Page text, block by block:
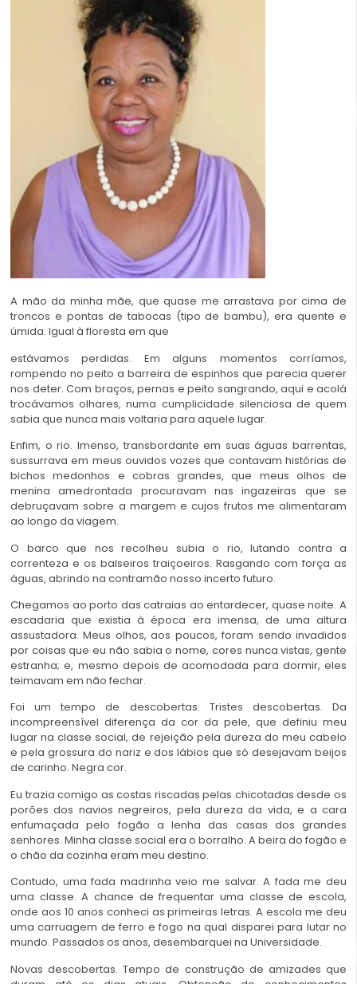
A mão da minha mãe, que quase me arrastava por cima de
troncos e pontas de tabocas (tipo de bambu), era quente e
úmida. Igual à floresta em que
estávamos perdidas. Em alguns momentos corríamos,
rompendo no peito a barreira de espinhos que parecia querer
nos deter. Com braços, pernas e peito sangrando, aqui e acolá
trocávamos olhares, numa cumplicidade silenciosa de quem
sabia que nunca mais voltaria para aquele lugar.
Enfim, o rio. Imenso, transbordante em suas águas barrentas,
sussurrava em meus ouvidos vozes que contavam histórias de
bichos medonhos e cobras grandes, que meus olhos de
menina amedrontada procuravam nas ingazeiras que se
debruçavam sobre a margem e cujos frutos me alimentaram
ao longo da viagem.
O barco que nos recolheu subia o rio, lutando contra a
correnteza e os balseiros traiçoeiros. Rasgando com força as
águas, abrindo na contramão nosso incerto futuro.
Chegamos ao porto das catraias ao entardecer, quase noite. A
escadaria que existia à época era imensa, de uma altura
assustadora. Meus olhos, aos poucos, foram sendo invadidos
por coisas que eu não sabia o nome, cores nunca vistas, gente
estranha; e, mesmo depois de acomodada para dormir, eles
teimavam em não fechar.
Foi um tempo de descobertas. Tristes descobertas. Da
incompreensível diferença da cor da pele, que definiu meu
lugar na classe social, de rejeição pela dureza do meu cabelo
e pela grossura do nariz e dos lábios que só desejavam beijos
de carinho. Negra cor.
Eu trazia comigo as costas riscadas pelas chicotadas desde os
porões dos navios negreiros, pela dureza da vida, e a cara
enfumaçada pelo fogão a lenha das casas dos grandes
senhores. Minha classe social era o borralho. A beira do fogão e
o chão da cozinha eram meu destino.
Contudo, uma fada madrinha veio me salvar. A fada me deu
uma classe. A chance de frequentar uma classe de escola,
onde aos 10 anos conheci as primeiras letras. A escola me deu
uma carruagem de ferro e fogo na qual disparei para lutar no
mundo. Passados os anos, desembarquei na Universidade.
Novas descobertas. Tempo de construção de amizades que